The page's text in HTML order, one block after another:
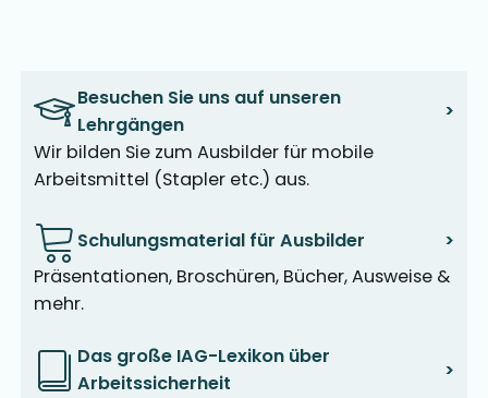
Besuchen Sie uns auf unseren
Lehrgängen
>
Wir bilden Sie zum Ausbilder für mobile
Arbeitsmittel (Stapler etc.) aus.
Schulungsmaterial für Ausbilder
>
Präsentationen, Broschüren, Bücher, Ausweise &
mehr.
Das große IAG-Lexikon über
Arbeitssicherheit
>